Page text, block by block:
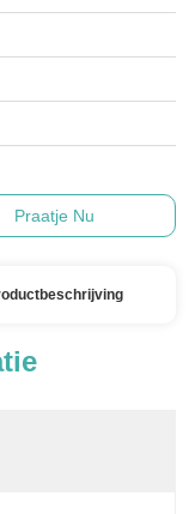
Praatje Nu